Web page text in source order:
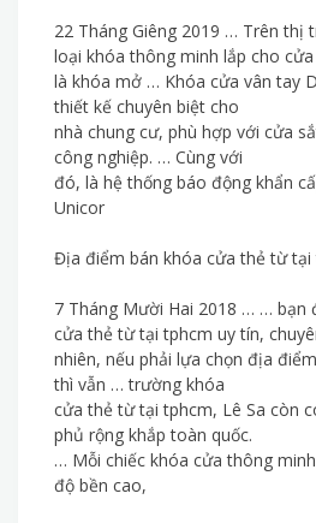
22 Tháng Giêng 2019 … Trên thị
loại khóa thông minh lắp cho
là khóa mở … Khóa cửa vân tay
thiết kế chuyên biệt cho
nhà chung cư, phù hợp với cửa
công nghiệp. … Cùng với
đó, là hệ thống báo động khẩn
Unicor
Địa điểm bán khóa cửa thẻ từ tại
7 Tháng Mười Hai 2018 … … bạn
cửa thẻ từ tại tphcm uy tín,
nhiên, nếu phải lựa chọn địa
thì vẫn … trường khóa
cửa thẻ từ tại tphcm, Lê Sa còn
phủ rộng khắp toàn quốc.
… Mỗi chiếc khóa cửa thông
độ bền cao,